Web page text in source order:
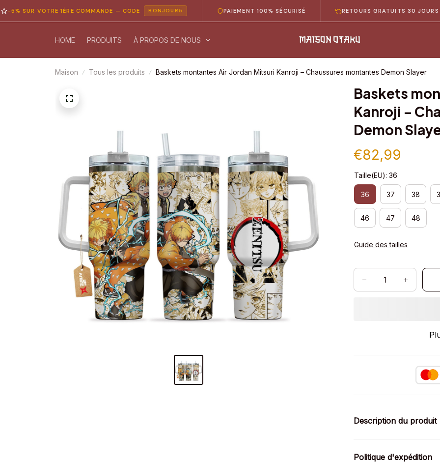
VOTRE 1ÈRE COMMANDE — CODE BONJOUR5 PAIEMENT 100% SÉCURISÉ RETOURS GRATUITS 30 JOURS
HOME PRODUITS À PROPOS DE NOUS
Maison Tous les produits Baskets montantes Air Jordan Mitsuri Kanroji – Chaussures montantes Demon Slayer
Baskets
Kanroji –
Demon
€82,99
Taille(EU): 36
36 37 38
46 47 48
Guide des tailles
Description du produit
Politique d'expédition